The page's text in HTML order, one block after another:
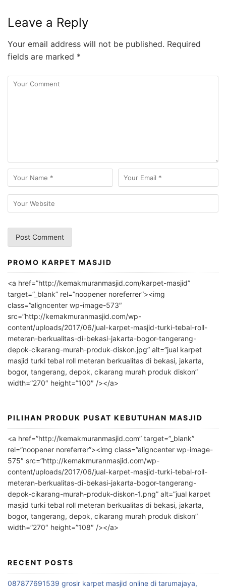
Leave a Reply
Your email address will not be published. Required
fields are marked *
A
l
r
n
a
t
i
v
PROMO KARPET MASJID
<a href=”http://kemakmuranmasjid.com/karpet-masjid”
target=”_blank” rel=”noopener noreferrer”><img
class=”aligncenter wp-image-573″
src=”http://kemakmuranmasjid.com/wp-
content/uploads/2017/06/jual-karpet-masjid-turki-tebal-roll-
meteran-berkualitas-di-bekasi-jakarta-bogor-tangerang-
depok-cikarang-murah-produk-diskon.jpg” alt=”jual karpet
masjid turki tebal roll meteran berkualitas di bekasi, jakarta,
bogor, tangerang, depok, cikarang murah produk diskon”
width=”270″ height=”100″ /></a>
PILIHAN PRODUK PUSAT KEBUTUHAN MASJID
<a href=”http://kemakmuranmasjid.com” target=”_blank”
rel=”noopener noreferrer”><img class=”aligncenter wp-image-
575″ src=”http://kemakmuranmasjid.com/wp-
content/uploads/2017/06/jual-karpet-masjid-turki-tebal-roll-
meteran-berkualitas-di-bekasi-jakarta-bogor-tangerang-
depok-cikarang-murah-produk-diskon-1.png” alt=”jual karpet
masjid turki tebal roll meteran berkualitas di bekasi, jakarta,
bogor, tangerang, depok, cikarang murah produk diskon”
width=”270″ height=”108″ /></a>
RECENT POSTS
087877691539 grosir karpet masjid online di tarumajaya,